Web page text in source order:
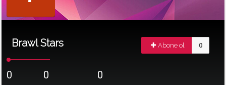
Brawl Stars Abone ol 0
0 0 0